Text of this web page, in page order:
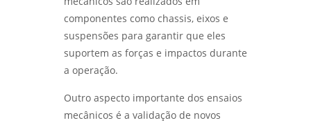
DESVENDANDO OS SEGREDOS DOS ENSAIOS
MECÂNICOS DE MATERIAIS METÁLICOS -
LABMETAL
DE FALHAS EM EQUIPAMENTOS TRANSFORMA
RESULTADOS - LABMETAL
ensaio de corrosão por pite em são
paulo
qualificação de eps em sp
componentes como chassis, eixos e
suspensões para garantir que eles
suportem as forças e impactos durante
a operação.
Outro aspecto importante dos ensaios
mecânicos é a validação de novos